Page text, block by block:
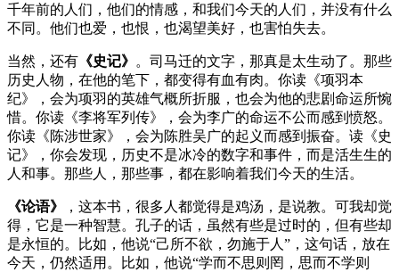
千年前的人们，他们的情感，和我们今天的人们，并没有什么
不同。他们也爱，也恨，也渴望美好，也害怕失去。
当然，还有 《史记》 。司马迁的文字，那真是太生动了。那些
历史人物，在他的笔下，都变得有血有肉。你读《项羽本
纪》，会为项羽的英雄气概所折服，也会为他的悲剧命运所惋
惜。你读《李将军列传》，会为李广的命运不公而感到愤怒。
你读《陈涉世家》，会为陈胜吴广的起义而感到振奋。读《史
记》，你会发现，历史不是冰冷的数字和事件，而是活生生的
人和事。那些人，那些事，都在影响着我们今天的生活。
《论语》
，这本书，很多人都觉得是鸡汤，是说教。可我却觉
得，它是一种智慧。孔子的话，虽然有些是过时的，但有些却
是永恒的。比如，他说“己所不欲，勿施于人”，这句话，放在
今天，仍然适用。比如，他说“学而不思则罔，思而不学则